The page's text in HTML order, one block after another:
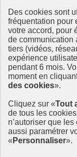
Des cookies sont
fréquentation pour
votre accord, pour
de communication
tiers (vidéos,
expérience
pendant 6 mois.
moment en
des cookies».
Cliquez sur «Tout
de tous les
n’autoriser que
aussi paramétrer
« Personnaliser».
12 juillet 2019